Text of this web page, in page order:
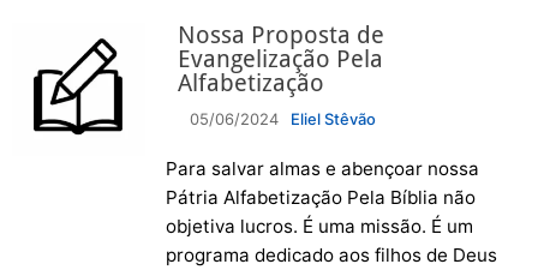
Nossa Proposta de
Evangelização Pela
Alfabetização
05/06/2024 Eliel Stêvão
Para salvar almas e abençoar nossa
Pátria Alfabetização Pela Bíblia não
objetiva lucros. É uma missão. É um
programa dedicado aos filhos de Deus